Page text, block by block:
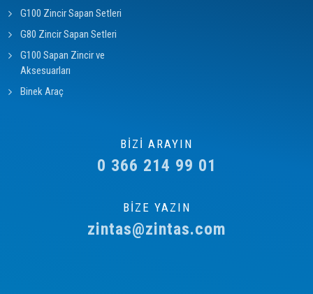
G100 Zincir Sapan Setleri
G80 Zincir Sapan Setleri
G100 Sapan Zincir ve
Aksesuarları
Binek Araç
BİZİ ARAYIN
0 366 214 99 01
BİZE YAZIN
zintas@zintas.com